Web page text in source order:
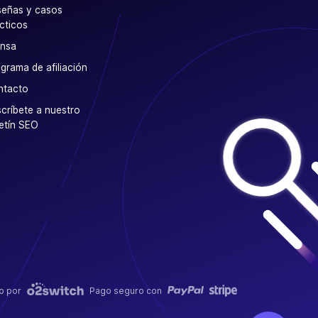
y casos
de afiliación
a nuestro
SEO
por Pago seguro con